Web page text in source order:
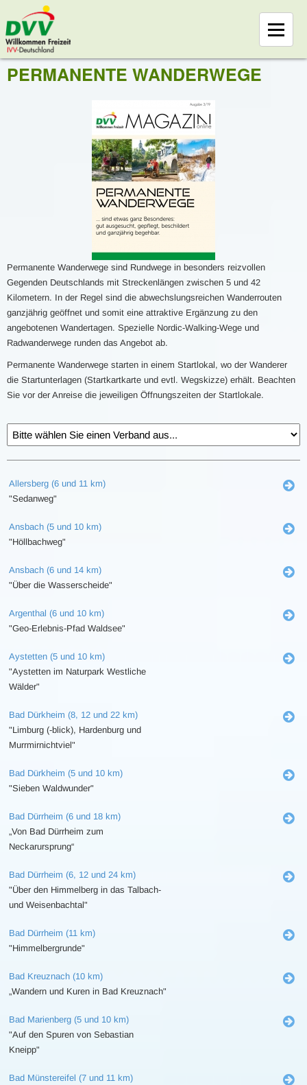
PERMANENTE WANDERWEGE
Permanente Wanderwege sind Rundwege in besonders reizvollen
Gegenden Deutschlands mit Streckenlängen zwischen 5 und 42
Kilometern. In der Regel sind die abwechslungsreichen Wanderrouten
ganzjährig geöffnet und somit eine attraktive Ergänzung zu den
angebotenen Wandertagen. Spezielle Nordic-Walking-Wege und
Radwanderwege runden das Angebot ab.
Permanente Wanderwege starten in einem Startlokal, wo der Wanderer
die Startunterlagen (Startkartkarte und evtl. Wegskizze) erhält. Beachten
Sie vor der Anreise die jeweiligen Öffnungszeiten der Startlokale.
Allersberg (6 und 11 km)
"Sedanweg"
Ansbach (5 und 10 km)
"Höllbachweg"
Ansbach (6 und 14 km)
"Über die Wasserscheide"
Argenthal (6 und 10 km)
"Geo-Erlebnis-Pfad Waldsee"
Aystetten (5 und 10 km)
"Aystetten im Naturpark Westliche
Wälder"
Bad Dürkheim (8, 12 und 22 km)
"Limburg (-blick), Hardenburg und
Murrmirnichtviel"
Bad Dürkheim (5 und 10 km)
"Sieben Waldwunder"
Bad Dürrheim (6 und 18 km)
„Von Bad Dürrheim zum
Neckarursprung“
Bad Dürrheim (6, 12 und 24 km)
"Über den Himmelberg in das Talbach-
und Weisenbachtal"
Bad Dürrheim (11 km)
"Himmelbergrunde"
Bad Kreuznach (10 km)
„Wandern und Kuren in Bad Kreuznach"
Bad Marienberg (5 und 10 km)
"Auf den Spuren von Sebastian
Kneipp"
Bad Münstereifel (7 und 11 km)